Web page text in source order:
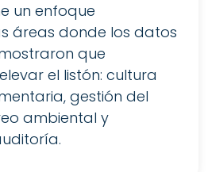
un enfoque
áreas donde los datos
que
el listón: cultura
gestión del
ambiental y